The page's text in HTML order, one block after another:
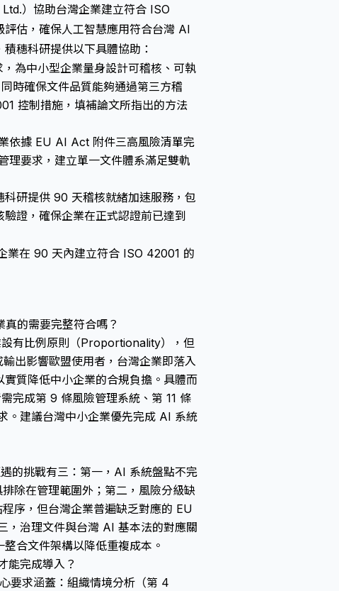
）協助台灣企業建立符合 ISO
估，確保人工智慧應用符合台灣 AI
穗科研提供以下具體協助：
為中小型企業量身設計可稽核、可執
時確保文件品質能夠通過第三方稽
控制措施，填補論文所指出的方法
依據 EU AI Act 附件三高風險清單完
理要求，建立單一文件體系滿足雙軌
研提供 90 天稽核就緒加速服務，包
證，確保企業在正式認證前已達到
業在 90 天內建立符合 ISO 42001 的
的需要完整符合嗎？
有比例原則（Proportionality），但
出影響歐盟使用者，台灣企業即落入
質降低中小企業的合規負擔。具體而
完成第 9 條風險管理系統、第 11 條
。建議台灣中小企業優先完成 AI 系統
的挑戰有三：第一，AI 系統盤點不完
除在管理範圍外；第二，風險分級缺
序，但台灣企業普遍缺乏對應的 EU
，治理文件與台灣 AI 基本法的對應關
合文件架構以降低重複成本。
能完成導入？
要求涵蓋：組織情境分析（第 4